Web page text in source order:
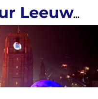
Feestverhuur Leeuwarden